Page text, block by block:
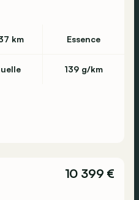
km Essence
139 g/km
10 399 €